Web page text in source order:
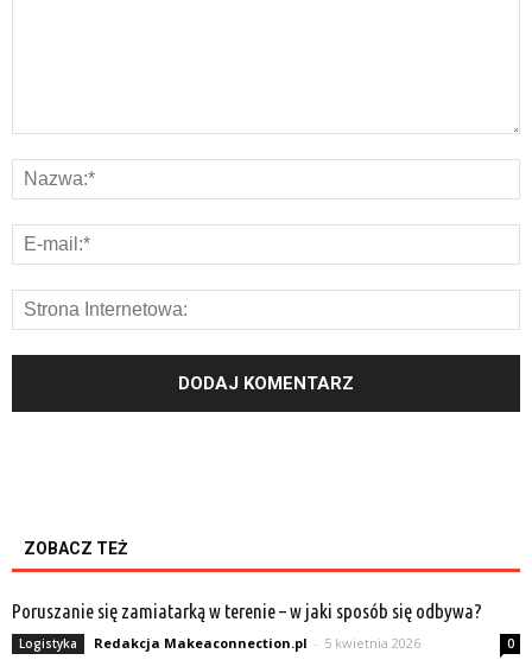
ZOBACZ TEŻ
Poruszanie się zamiatarką w terenie – w jaki sposób się odbywa?
Logistyka Redakcja Makeaconnection.pl - 5 kwietnia 2026 0